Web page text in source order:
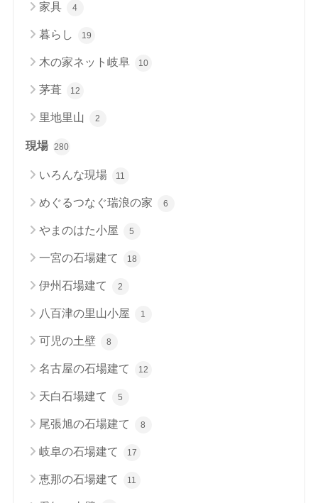
家具 4
暮らし 19
木の家ネット岐阜 10
茅葺 12
里地里山 2
現場 280
いろんな現場 11
めぐるつなぐ瑞浪の家 6
やまのはた小屋 5
一宮の石場建て 18
伊州石場建て 2
八百津の里山小屋 1
可児の土壁 8
名古屋の石場建て 12
天白石場建て 5
尾張旭の石場建て 8
岐阜の石場建て 17
恵那の石場建て 11